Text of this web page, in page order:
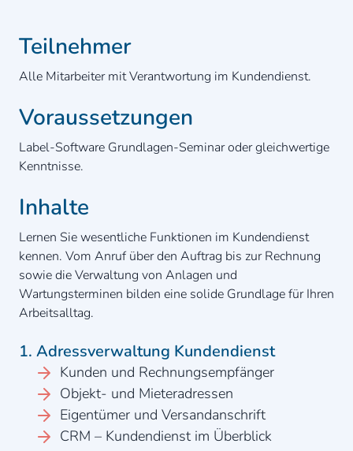
Teilnehmer
Alle Mitarbeiter mit Verantwortung im Kundendienst.
Voraussetzungen
Label-Software Grundlagen-Seminar oder gleichwertige
Kenntnisse.
Inhalte
Lernen Sie wesentliche Funktionen im Kundendienst
kennen. Vom Anruf über den Auftrag bis zur Rechnung
sowie die Verwaltung von Anlagen und
Wartungsterminen bilden eine solide Grundlage für Ihren
Arbeitsalltag.
1. Adressverwaltung Kundendienst
Kunden und Rechnungsempfänger
Objekt- und Mieteradressen
Eigentümer und Versandanschrift
CRM – Kundendienst im Überblick